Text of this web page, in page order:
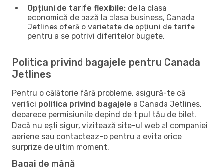
Opțiuni de tarife flexibile: de la clasa
economică de bază la clasa business, Canada
Jetlines oferă o varietate de opțiuni de tarife
pentru a se potrivi diferitelor bugete.
Politica privind bagajele pentru Canada
Jetlines
Pentru o călătorie fără probleme, asigură-te că
verifici politica privind bagajele a Canada Jetlines,
deoarece permisiunile depind de tipul tău de bilet.
Dacă nu ești sigur, vizitează site-ul web al companiei
aeriene sau contacteaz-o pentru a evita orice
surprize de ultim moment.
Bagaj de mână